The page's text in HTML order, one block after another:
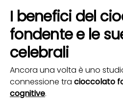
I benefici del
fondente e le
celebrali
Ancora una volta è uno
connessione tra cioccolato
cognitive.